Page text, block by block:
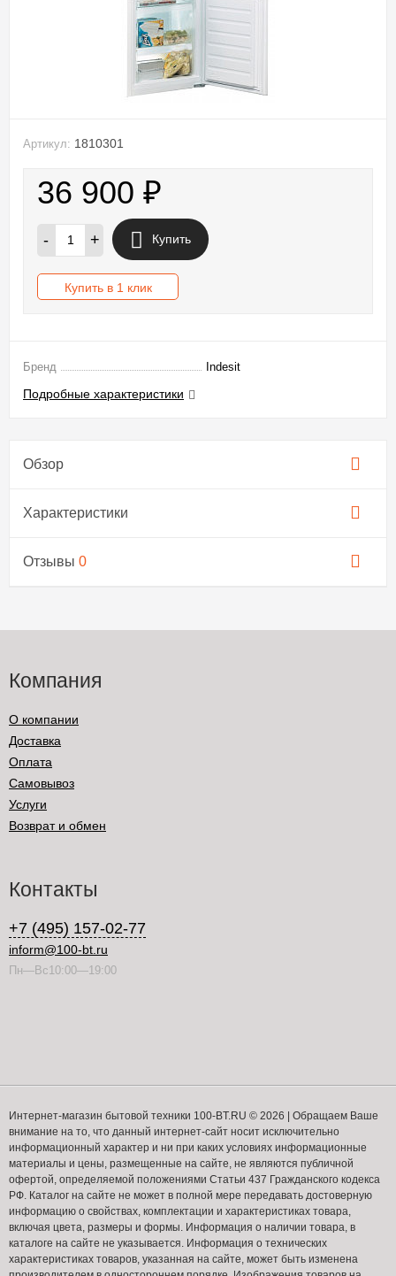
Артикул: 1810301
36 900 ₽
- + Купить
Купить в 1 клик
Бренд Indesit
Подробные характеристики
Обзор
Характеристики
Отзывы 0
Компания
О компании
Доставка
Оплата
Самовывоз
Услуги
Возврат и обмен
Контакты
+7 (495) 157-02-77
inform@100-bt.ru
Пн—Вс10:00—19:00
Интернет-магазин бытовой техники 100-BT.RU © 2026 | Обращаем Ваше
внимание на то, что данный интернет-сайт носит исключительно
информационный характер и ни при каких условиях информационные
материалы и цены, размещенные на сайте, не являются публичной
офертой, определяемой положениями Статьи 437 Гражданского кодекса
РФ. Каталог на сайте не может в полной мере передавать достоверную
информацию о свойствах, комплектации и характеристиках товара,
включая цвета, размеры и формы. Информация о наличии товара, в
каталоге на сайте не указывается. Информация о технических
характеристиках товаров, указанная на сайте, может быть изменена